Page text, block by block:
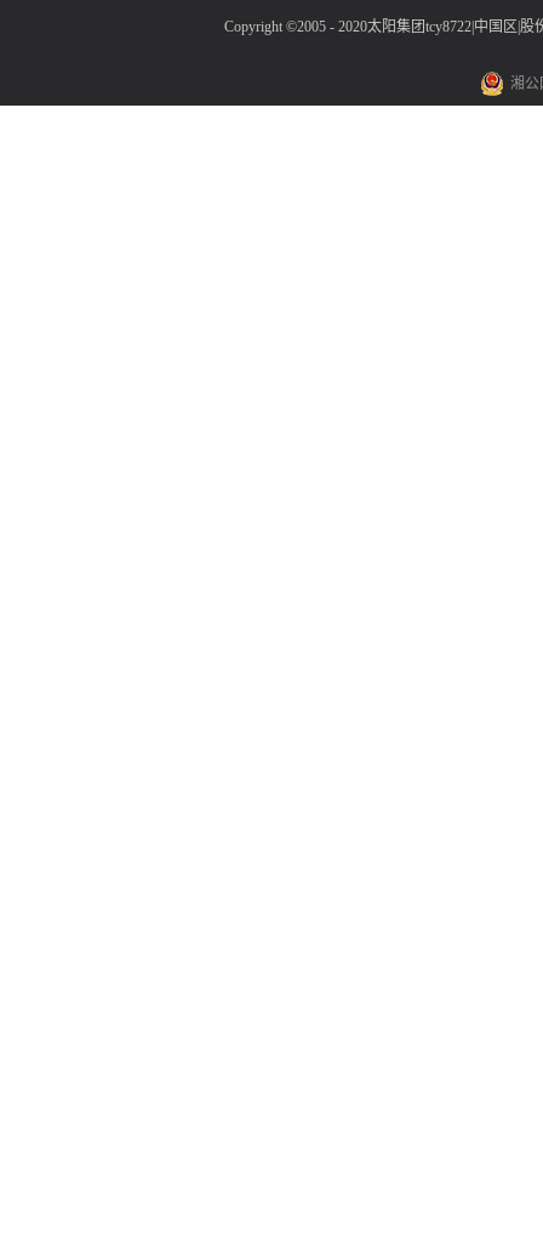
Copyright ©2005 - 2020太阳集团tcy8722|中国区|
湘公